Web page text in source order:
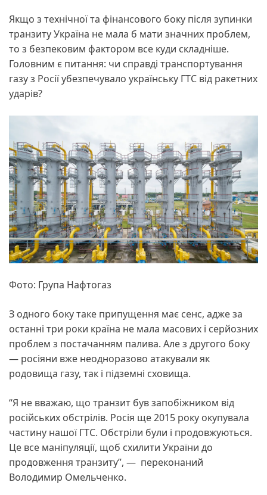
Якщо з технічної та фінансового боку після зупинки
транзиту Україна не мала б мати значних проблем,
то з безпековим фактором все куди складніше.
Головним є питання: чи справді транспортування
газу з Росії убезпечувало українську ГТС від ракетних
ударів?
Фото: Група Нафтогаз
З одного боку таке припущення має сенс, адже за
останні три роки країна не мала масових і серйозних
проблем з постачанням палива. Але з другого боку
— росіяни вже неодноразово атакували як
родовища газу, так і підземні сховища.
“Я не вважаю, що транзит був запобіжником від
російських обстрілів. Росія ще 2015 року окупувала
частину нашої ГТС. Обстріли були і продовжуються.
Це все маніпуляції, щоб схилити України до
продовження транзиту”, — переконаний
Володимир Омельченко.